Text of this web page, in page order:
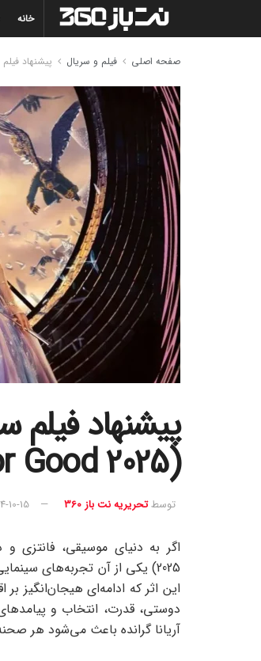
خانه
صفحه اصلی فیلم و سریال پیشنهاد
پیشنهاد فیلم
(Wicked: For Good 2025)
توسطتحریریه نت باز 360 10-15
2025) یکی از آن تجربه‌های
این اثر که ادامه‌ای هیجان‌انگیز
دوستی، قدرت، انتخاب و
آریانا گرانده باعث می‌شود هر